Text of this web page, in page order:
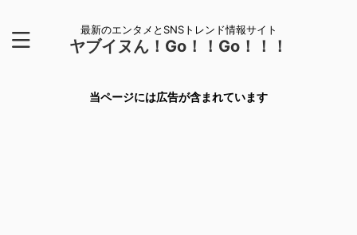
最新のエンタメとSNSトレンド情報サイト
ヤブイヌん！Go！！Go！！！
当ページには広告が含まれています